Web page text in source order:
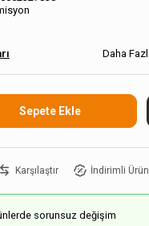
Karşılaştır İndirimli Ürün
sorunsuz değişim